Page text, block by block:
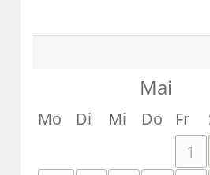
Mai
Mo Di Mi Do Fr
1